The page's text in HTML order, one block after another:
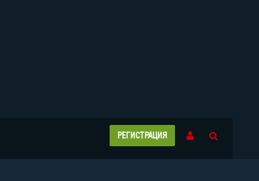
РЕГИСТРАЦИЯ